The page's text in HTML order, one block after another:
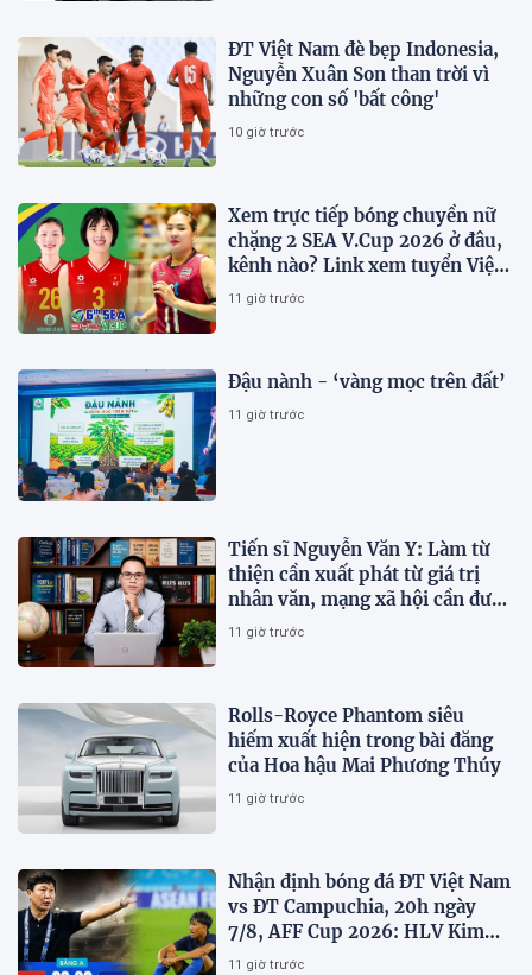
ĐT Việt Nam đè bẹp Indonesia,
Nguyễn Xuân Son than trời vì
những con số 'bất công'
10 giờ trước
Xem trực tiếp bóng chuyền nữ
chặng 2 SEA V.Cup 2026 ở đâu,
kênh nào? Link xem tuyển Việt
Nam thi đấu
11 giờ trước
Đậu nành - ‘vàng mọc trên đất’
11 giờ trước
Tiến sĩ Nguyễn Văn Y: Làm từ
thiện cần xuất phát từ giá trị
nhân văn, mạng xã hội cần được
sử dụng bằng văn hóa và trách
11 giờ trước
Rolls-Royce Phantom siêu
hiếm xuất hiện trong bài đăng
của Hoa hậu Mai Phương Thúy
11 giờ trước
Nhận định bóng đá ĐT Việt Nam
vs ĐT Campuchia, 20h ngày
7/8, AFF Cup 2026: HLV Kim
Sang-sik tiết lộ kế hoạch nhân
11 giờ trước